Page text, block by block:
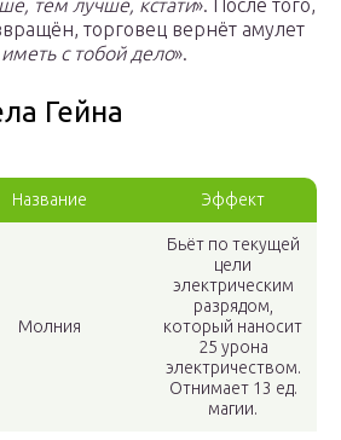
тем лучше, кстати». После того,
торговец вернёт амулет
с тобой дело».
Гейна
Название Эффект
Молния
Бьёт по текущей
цели
электрическим
разрядом,
который наносит
25 урона
электричеством.
Отнимает 13 ед.
магии.